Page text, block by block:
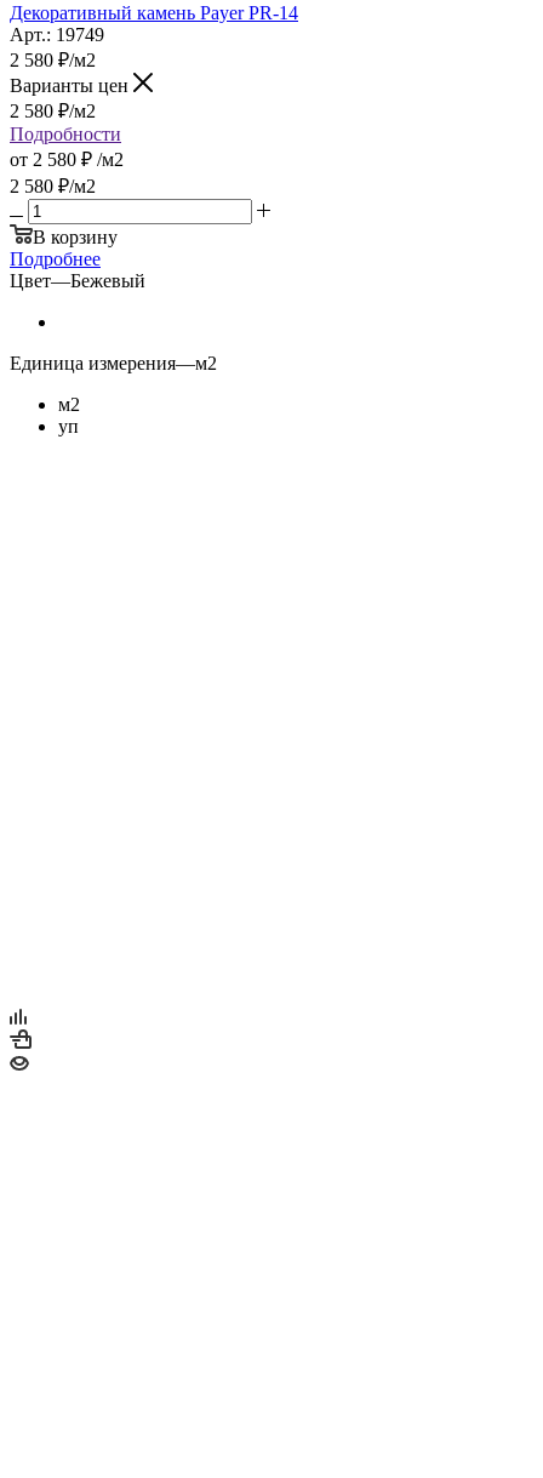
Декоративный камень Payer PR-14
Арт.: 19749
2 580 ₽/м2
Варианты цен
2 580 ₽/м2
Подробности
от 2 580 ₽ /м2
2 580 ₽/м2
В корзину
Подробнее
Цвет—Бежевый
Единица измерения—м2
м2
уп